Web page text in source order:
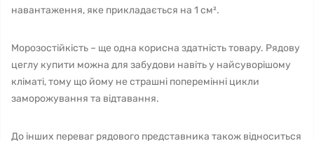
навантаження, яке прикладається на 1 см².
Морозостійкість – ще одна корисна здатність товару. Рядову
цеглу купити можна для забудови навіть у найсуворішому
кліматі, тому що йому не страшні поперемінні цикли
заморожування та відтавання.
До інших переваг рядового представника також відноситься